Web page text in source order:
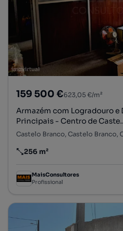
159 500 €623,05 €/m²
Armazém com Logradouro e
Principais - Centro de
Castelo Branco, Castelo Branco,
Preço por metro quadrado
256 m²
MaisConsultores
Profissional